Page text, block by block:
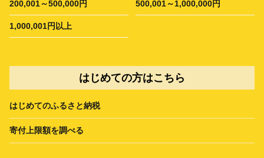
200,001～500,000円 500,001～1,000,000円
1,000,001円以上
はじめての方はこちら
はじめてのふるさと納税
寄付上限額を調べる